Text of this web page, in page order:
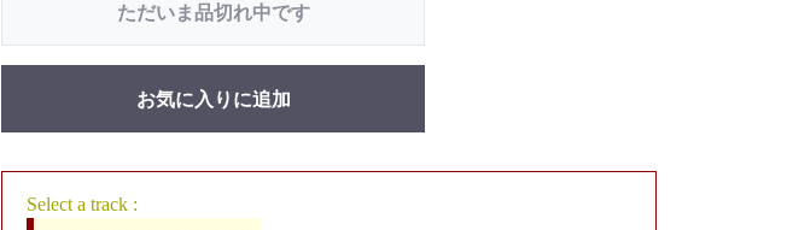
ただいま品切れ中です
お気に入りに追加
Select a track :